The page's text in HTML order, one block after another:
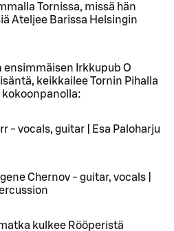
Tornissa, missä hän
Ateljee Barissa Helsingin
ensimmäisen Irkkupub O
keikkailee Tornin Pihalla
kokoonpanolla:
- vocals, guitar | Esa Paloharju
Chernov - guitar, vocals |
kulkee Rööperistä